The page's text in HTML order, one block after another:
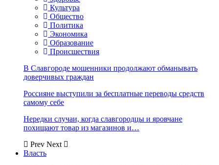
Культура
Общество
Политика
Экономика
Образование
Происшествия
В Славгороде мошенники продолжают обманывать
доверчивых граждан
Россияне выступили за бесплатные переводы средств
самому себе
Нередки случаи, когда славгородцы и яровчане
похищают товар из магазинов и…
Prev Next
Власть